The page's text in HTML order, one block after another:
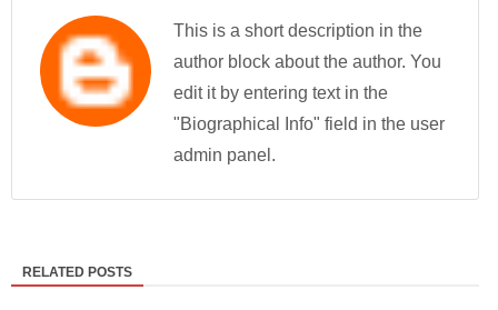
This is a short description in the
author block about the author. You
edit it by entering text in the
"Biographical Info" field in the user
admin panel.
RELATED POSTS